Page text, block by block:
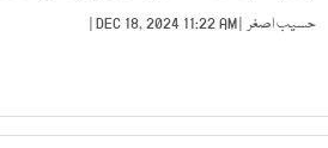
حسیب اصغر | DEC 18, 2024 11:22 AM |